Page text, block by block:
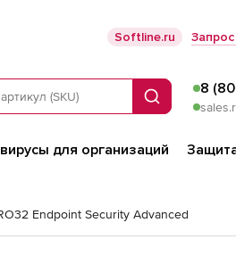
Softline.ru
Поиск
8
для организаций
Endpoint Security Advanced